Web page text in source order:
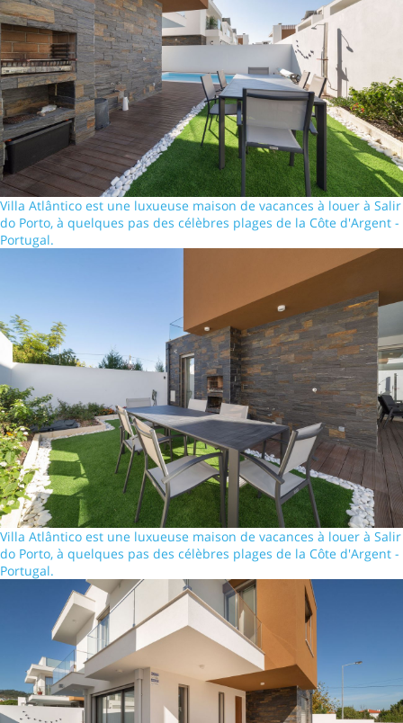
Villa Atlântico est une luxueuse maison de vacances à louer à Salir
do Porto, à quelques pas des célèbres plages de la Côte d'Argent -
Portugal.
Villa Atlântico est une luxueuse maison de vacances à louer à Salir
do Porto, à quelques pas des célèbres plages de la Côte d'Argent -
Portugal.